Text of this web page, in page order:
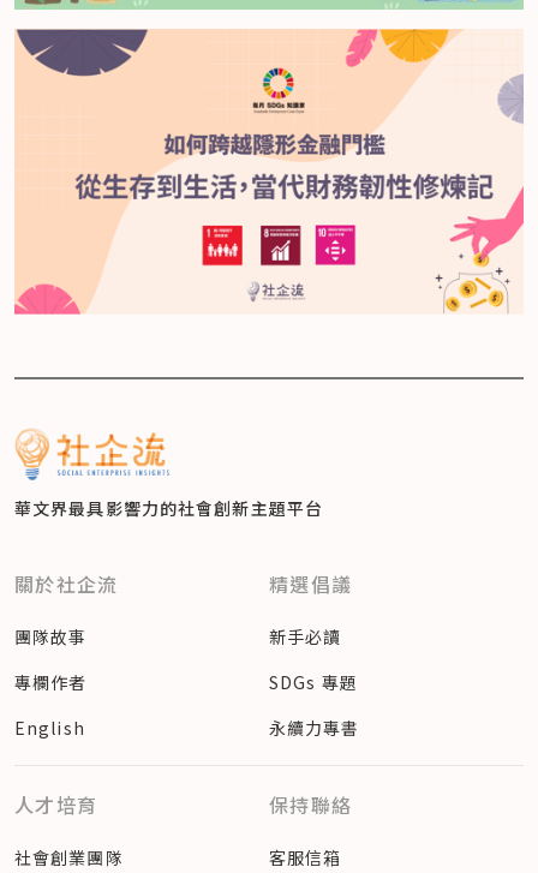
華文界最具影響力的社會創新主題平台
關於社企流
團隊故事
專欄作者
English
精選倡議
新手必讀
SDGs 專題
永續力專書
人才培育
社會創業團隊
保持聯絡
客服信箱